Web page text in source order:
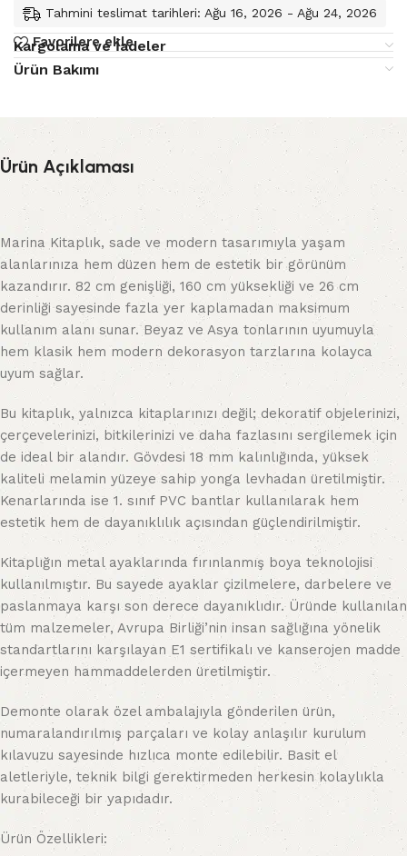
Tahmini teslimat tarihleri: Ağu 16, 2026 - Ağu 24, 2026
Favorilere ekle
Kargolama ve İadeler
Ürün Bakımı
Ürün Açıklaması
Marina Kitaplık, sade ve modern tasarımıyla yaşam
alanlarınıza hem düzen hem de estetik bir görünüm
kazandırır. 82 cm genişliği, 160 cm yüksekliği ve 26 cm
derinliği sayesinde fazla yer kaplamadan maksimum
kullanım alanı sunar. Beyaz ve Asya tonlarının uyumuyla
hem klasik hem modern dekorasyon tarzlarına kolayca
uyum sağlar.
Bu kitaplık, yalnızca kitaplarınızı değil; dekoratif objelerinizi,
çerçevelerinizi, bitkilerinizi ve daha fazlasını sergilemek için
de ideal bir alandır. Gövdesi 18 mm kalınlığında, yüksek
kaliteli melamin yüzeye sahip yonga levhadan üretilmiştir.
Kenarlarında ise 1. sınıf PVC bantlar kullanılarak hem
estetik hem de dayanıklılık açısından güçlendirilmiştir.
Kitaplığın metal ayaklarında fırınlanmış boya teknolojisi
kullanılmıştır. Bu sayede ayaklar çizilmelere, darbelere ve
paslanmaya karşı son derece dayanıklıdır. Üründe kullanılan
tüm malzemeler, Avrupa Birliği’nin insan sağlığına yönelik
standartlarını karşılayan E1 sertifikalı ve kanserojen madde
içermeyen hammaddelerden üretilmiştir.
Demonte olarak özel ambalajıyla gönderilen ürün,
numaralandırılmış parçaları ve kolay anlaşılır kurulum
kılavuzu sayesinde hızlıca monte edilebilir. Basit el
aletleriyle, teknik bilgi gerektirmeden herkesin kolaylıkla
kurabileceği bir yapıdadır.
Ürün Özellikleri: